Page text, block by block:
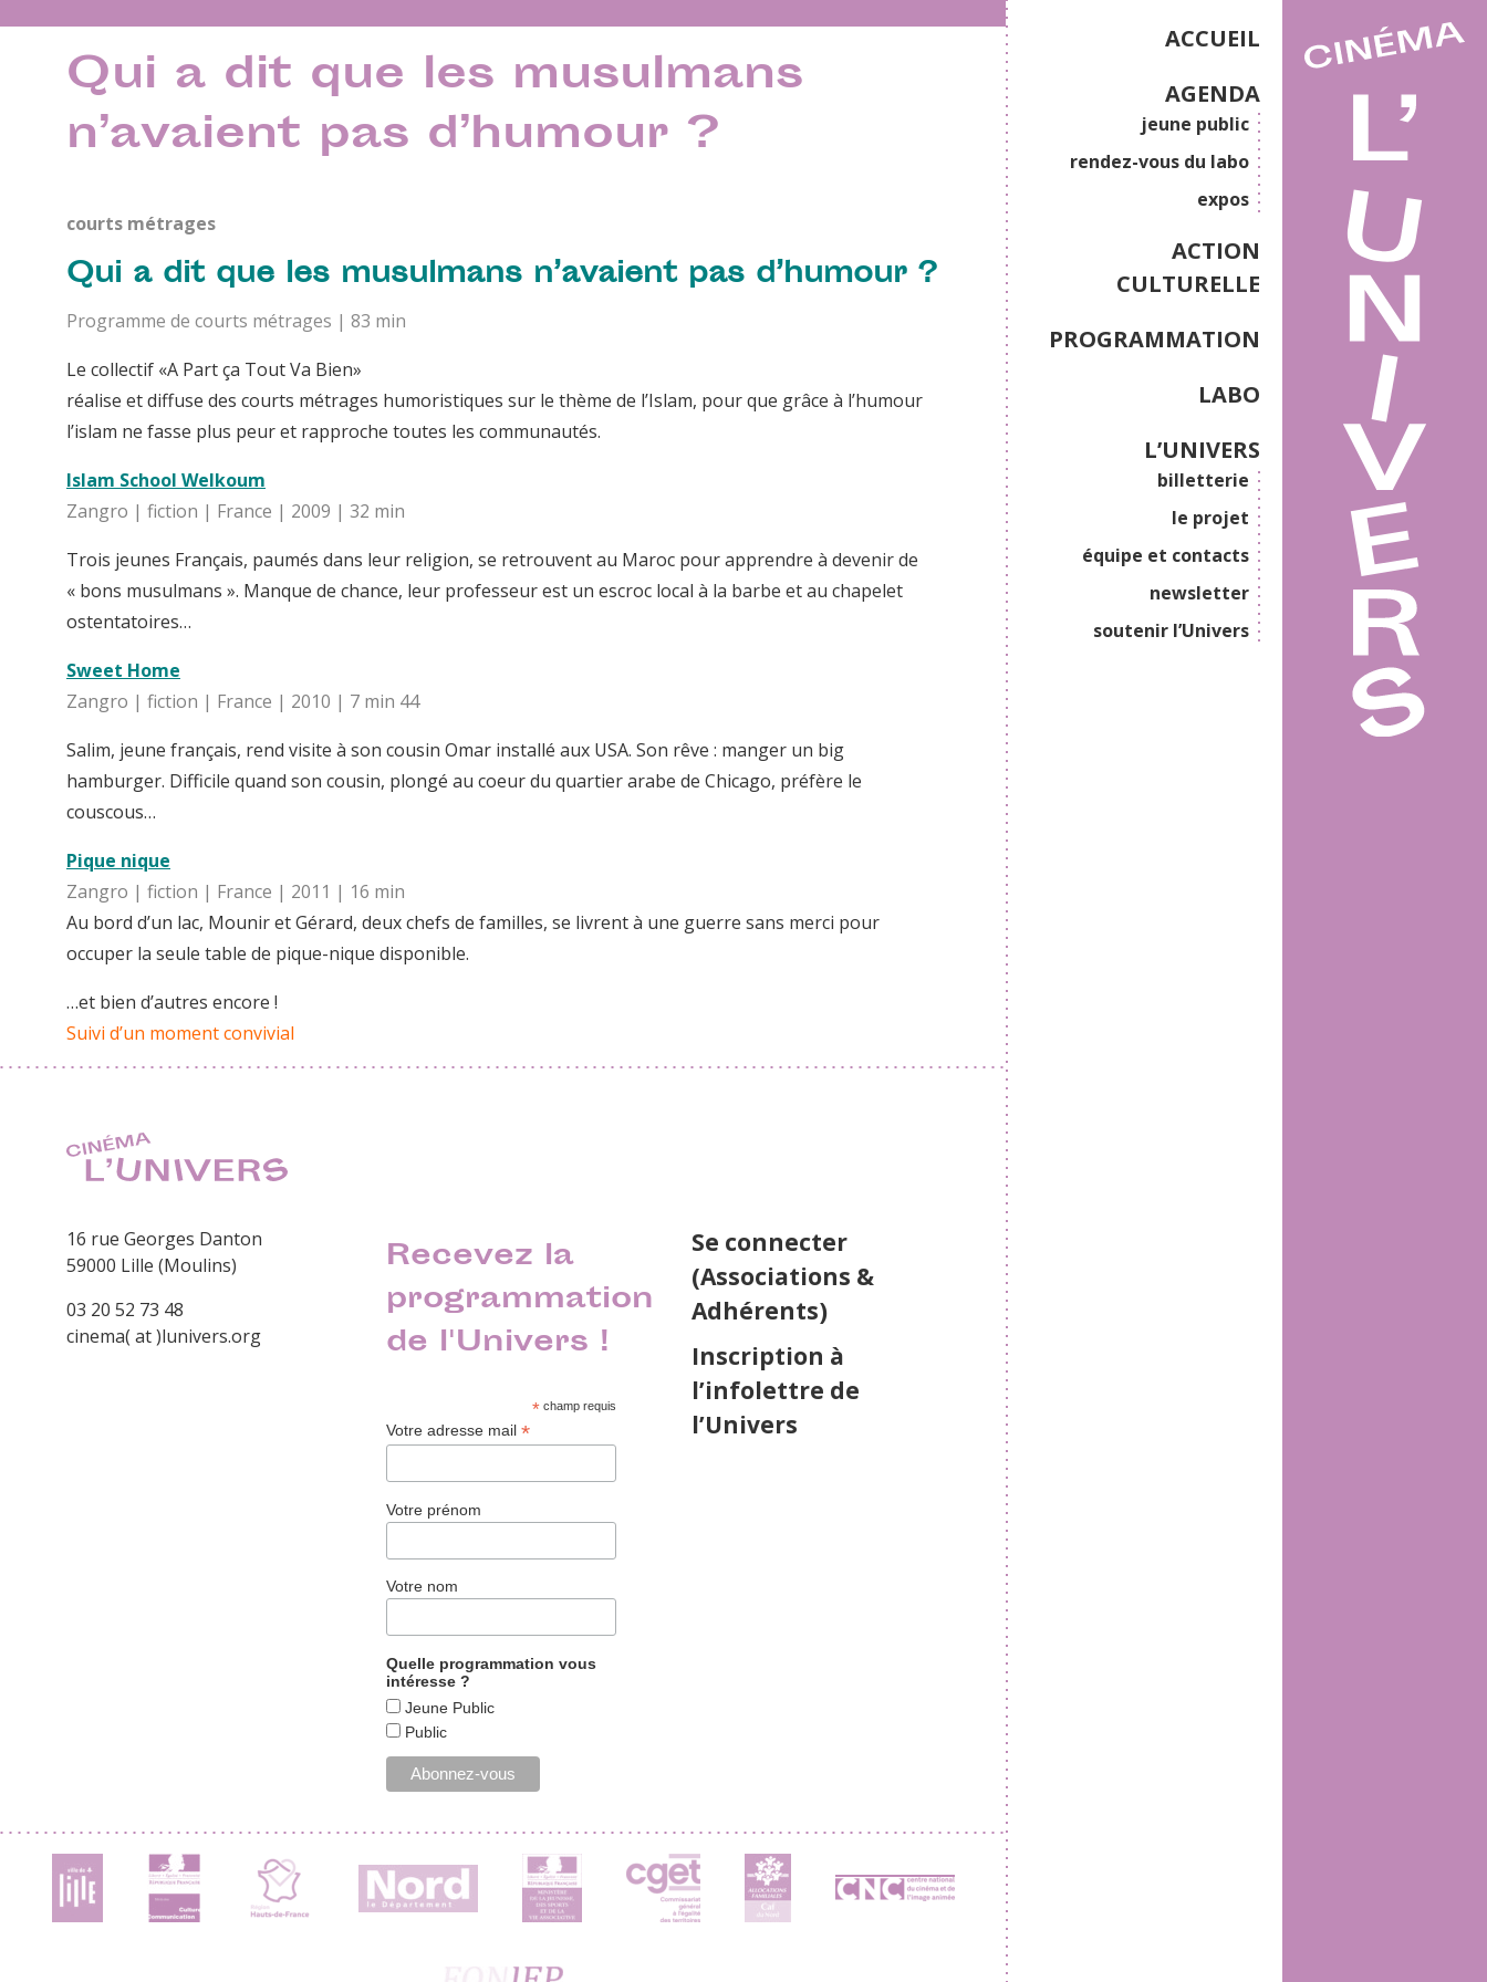
ACCUEIL
AGENDA
jeune public
rendez-vous du labo
expos
ACTION
CULTURELLE
PROGRAMMATION
LABO
L’UNIVERS
billetterie
le projet
équipe et contacts
newsletter
soutenir l’Univers
Qui a dit que les musulmans
n’avaient pas d’humour ?
courts métrages
Qui a dit que les musulmans n’avaient pas d’humour ?
Programme de courts métrages | 83 min
Le collectif «A Part ça Tout Va Bien»
réalise et diffuse des courts métrages humoristiques sur le thème de l’Islam, pour que grâce à l’humour
l’islam ne fasse plus peur et rapproche toutes les communautés.
Islam School Welkoum
Zangro | fiction | France | 2009 | 32 min
Trois jeunes Français, paumés dans leur religion, se retrouvent au Maroc pour apprendre à devenir de
« bons musulmans ». Manque de chance, leur professeur est un escroc local à la barbe et au chapelet
ostentatoires…
Sweet Home
Zangro | fiction | France | 2010 | 7 min 44
Salim, jeune français, rend visite à son cousin Omar installé aux USA. Son rêve : manger un big
hamburger. Difficile quand son cousin, plongé au coeur du quartier arabe de Chicago, préfère le
couscous…
Pique nique
Zangro | fiction | France | 2011 | 16 min
Au bord d’un lac, Mounir et Gérard, deux chefs de familles, se livrent à une guerre sans merci pour
occuper la seule table de pique-nique disponible.
…et bien d’autres encore !
Suivi d’un moment convivial
16 rue Georges Danton
59000 Lille (Moulins)
03 20 52 73 48
cinema( at )lunivers.org
Recevez la
programmation
de l'Univers !
*champ requis
Votre adresse mail*
Votre prénom
Votre nom
Quelle programmation vous
intéresse ?
Jeune Public
Public
Se connecter
(Associations &
Adhérents)
Inscription à
l’infolettre de
l’Univers